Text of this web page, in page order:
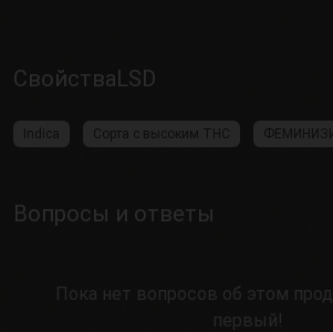
СвойстваLSD
Indica Сорта с высоким THC
Вопросы и ответы
Пока нет вопросов об этом
первый!